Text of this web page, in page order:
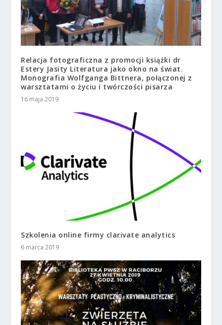
Relacja fotograficzna z promocji książki dr
Estery Jasity Literatura jako okno na świat.
Monografia Wolfganga Bittnera, połączonej z
warsztatami o życiu i twórczości pisarza
16 maja 2019
Szkolenia online firmy clarivate analytics
6 marca 2019